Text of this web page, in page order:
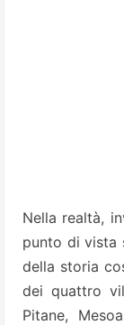
Nella realtà,
punto di vista
della storia
dei quattro
Pitane,